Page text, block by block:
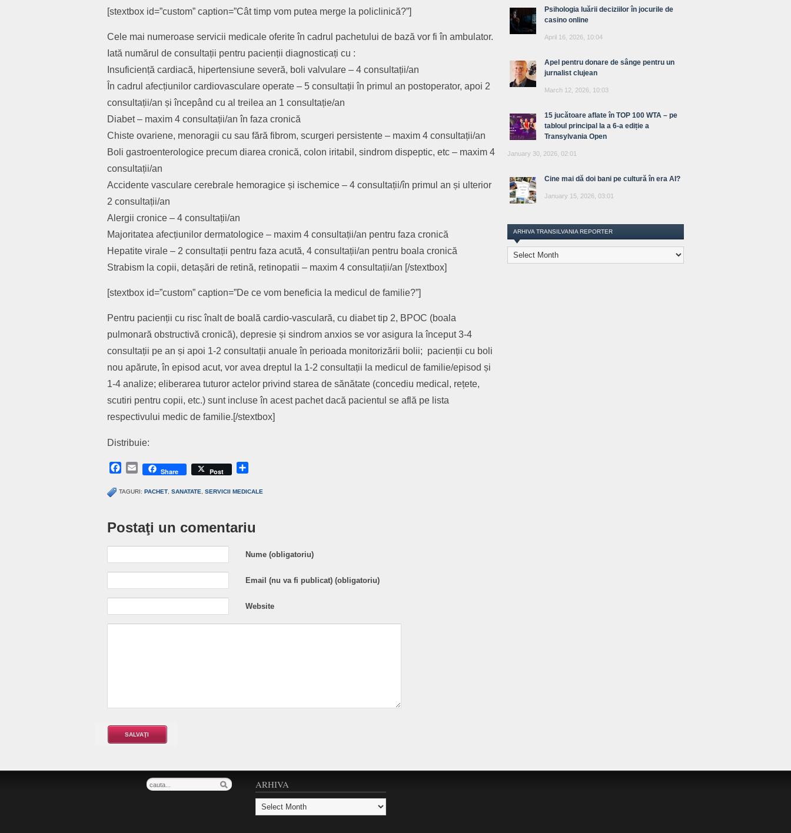
[stextbox id=”custom” caption=”Cât timp vom putea merge la policlinică?”]
Cele mai numeroase servicii medicale oferite în cadrul pachetului de bază vor fi în ambulator.
Iată numărul de consultații pentru pacienții diagnosticați cu :
Insuficiență cardiacă, hipertensiune severă, boli valvulare – 4 consultații/an
În cadrul afecțiunilor cardiovasculare operate – 5 consultații în primul an postoperator, apoi 2
consultații/an și începând cu al treilea an 1 consultație/an
Diabet – maxim 4 consultații/an în faza cronică
Chiste ovariene, menoragii cu sau fără fibrom, scurgeri persistente – maxim 4 consultații/an
Boli gastroenterologice precum diarea cronică, colon iritabil, sindrom dispeptic, etc – maxim 4
consultații/an
Accidente vasculare cerebrale hemoragice și ischemice – 4 consultații/în primul an și ulterior
2 consultații/an
Alergii cronice – 4 consultații/an
Majoritatea afecțiunilor dermatologice – maxim 4 consultații/an pentru faza cronică
Hepatite virale – 2 consultații pentru faza acută, 4 consultații/an pentru boala cronică
Strabism la copii, detașări de retină, retinopatii – maxim 4 consultații/an [/stextbox]
[stextbox id=”custom” caption=”De ce vom beneficia la medicul de familie?”]
Pentru pacienții cu risc înalt de boală cardio-vasculară, cu diabet tip 2, BPOC (boala
pulmonară obstructivă cronică), depresie și sindrom anxios se vor asigura la început 3-4
consultații pe an și apoi 1-2 consultații anuale în perioada monitorizării bolii; pacienții cu boli
nou apărute, în episod acut, vor avea dreptul la 1-2 consultații la medicul de familie/episod și
1-4 analize; eliberarea tuturor actelor privind starea de sănătate (concediu medical, rețete,
scutiri pentru copii, etc.) sunt incluse în acest pachet dacă pacientul se află pe lista
respectivului medic de familie.[/stextbox]
Distribuie:
Facebook
EmailShare Post
TAGURI: PACHET SANATATE SERVICII MEDICALE
Postaţi un comentariu
Nume (obligatoriu)
Email (nu va fi publicat) (obligatoriu)
Website
Psihologia luării deciziilor în jocurile de
casino online
April 16, 2026, 10:04
Apel pentru donare de sânge pentru un
jurnalist clujean
March 12, 2026, 10:03
15 jucătoare aflate în TOP 100 WTA – pe
tabloul principal la a 6-a ediție a
Transylvania Open
January 30, 2026, 02:01
Cine mai dă doi bani pe cultură în era AI?
January 15, 2026, 03:01
ARHIVA TRANSILVANIA REPORTER
Arhiva
Transilvania
ARHIVA
Arhiva